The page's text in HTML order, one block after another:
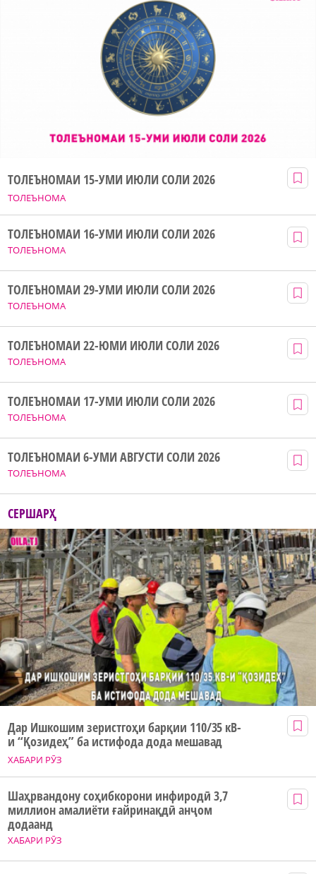
ТОЛЕЪНОМА
ТОЛЕЪНОМАИ 15-УМИ ИЮЛИ СОЛИ 2026
ТОЛЕЪНОМА
ТОЛЕЪНОМАИ 16-УМИ ИЮЛИ СОЛИ 2026
ТОЛЕЪНОМА
ТОЛЕЪНОМАИ 29-УМИ ИЮЛИ СОЛИ 2026
ТОЛЕЪНОМА
ТОЛЕЪНОМАИ 22-ЮМИ ИЮЛИ СОЛИ 2026
ТОЛЕЪНОМА
ТОЛЕЪНОМАИ 17-УМИ ИЮЛИ СОЛИ 2026
ТОЛЕЪНОМА
ТОЛЕЪНОМАИ 6-УМИ АВГУСТИ СОЛИ 2026
СЕРШАРҲ
ХАБАРИ РӮЗ
Дар Ишкошим зеристгоҳи барқии 110/35 кВ-
и “Қозидеҳ” ба истифода дода мешавад
ХАБАРИ РӮЗ
Шаҳрвандону соҳибкорони инфиродӣ 3,7
миллион амалиёти ғайринақдӣ анҷом
додаанд